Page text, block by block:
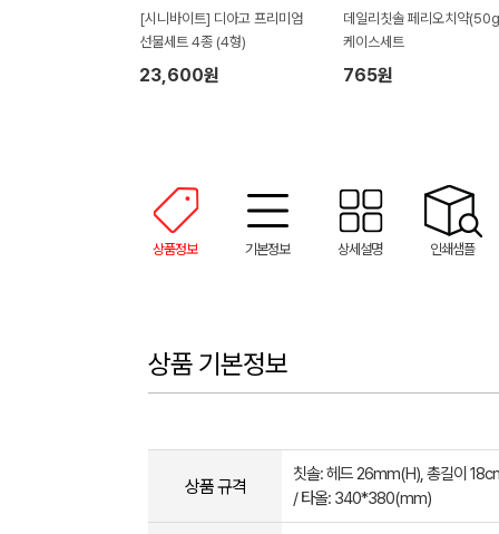
[시니바이트] 디아고 프리미엄
선물세트 4종 (4형)
23,600원
데일리칫솔 페리오치약
케이스세트
765원
상품정보 기본정보 상세설명 인쇄샘플
상품 기본정보
상품 규격
칫솔: 헤드 26mm(H), 총길이
/ 타올: 340*380(mm)